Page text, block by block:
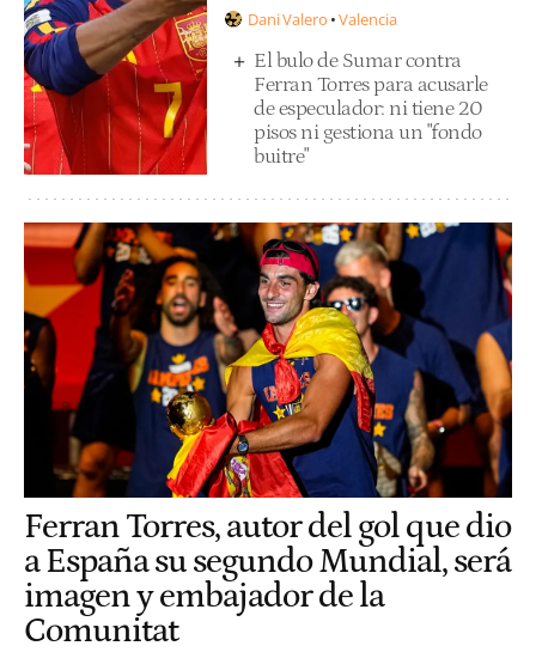
Dani Valero Valencia
El bulo de Sumar contra
Ferran Torres para acusarle
de especulador: ni tiene 20
pisos ni gestiona un "fondo
buitre"
Ferran Torres, autor del gol que dio
a España su segundo Mundial, será
imagen y embajador de la
Comunitat